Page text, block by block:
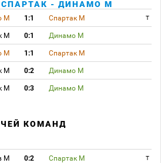
- ДИНАМО М
М 1:1 Спартак М
T
М 0:1 Динамо М
М 1:1 Спартак М
М 0:2 Динамо М
М 0:3 Динамо М
КОМАНД
М 0:2 Спартак М
T